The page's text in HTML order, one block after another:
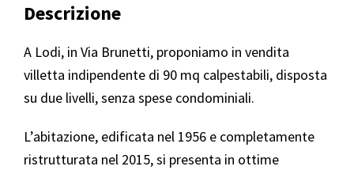
Descrizione
A Lodi, in Via Brunetti, proponiamo in vendita
villetta indipendente di 90 mq calpestabili, disposta
su due livelli, senza spese condominiali.
L’abitazione, edificata nel 1956 e completamente
ristrutturata nel 2015, si presenta in ottime